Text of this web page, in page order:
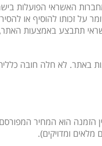
האשראי הפועלות
על זכותו להוסיף או
תתבצע באמצעות
8 עד 10 נדרשת לצורך ביצוע
הוא המחיר
ומדויקים).